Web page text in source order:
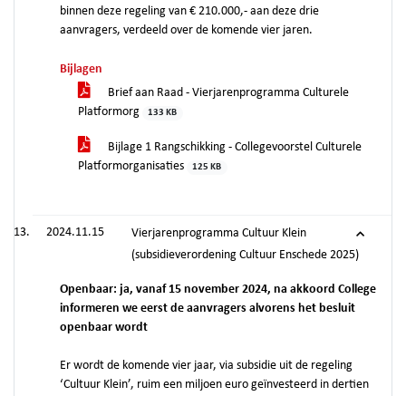
binnen deze regeling van € 210.000,- aan deze drie
aanvragers, verdeeld over de komende vier jaren.
Bijlagen
Brief aan Raad - Vierjarenprogramma Culturele
Platformorg
133 KB
Bijlage 1 Rangschikking - Collegevoorstel Culturele
Platformorganisaties
125 KB
2024.11.15
Vierjarenprogramma Cultuur Klein
(subsidieverordening Cultuur Enschede 2025)
Openbaar: ja, vanaf 15 november 2024, na akkoord College
informeren we eerst de aanvragers alvorens het besluit
openbaar wordt
Er wordt de komende vier jaar, via subsidie uit de regeling
‘Cultuur Klein’, ruim een miljoen euro geïnvesteerd in dertien